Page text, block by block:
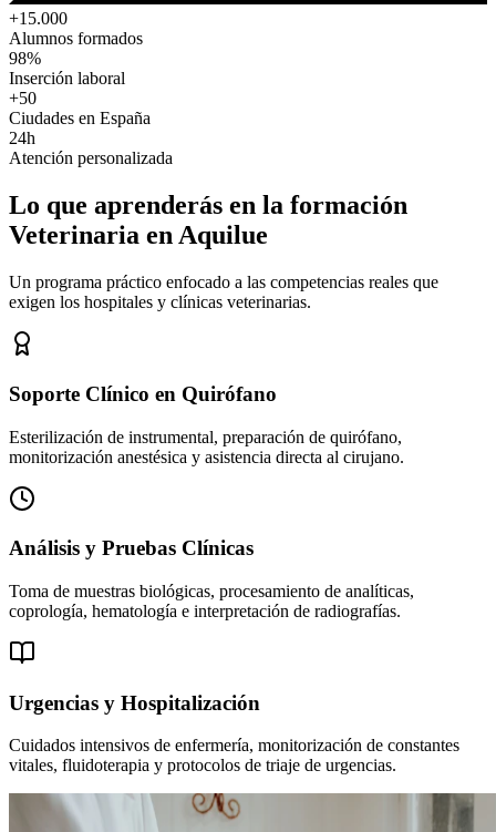
+15.000
Alumnos formados
98%
Inserción laboral
+50
Ciudades en España
24h
Atención personalizada
Lo que aprenderás en la formación
Veterinaria en Aquilue
Un programa práctico enfocado a las competencias reales que
exigen los hospitales y clínicas veterinarias.
Soporte Clínico en Quirófano
Esterilización de instrumental, preparación de quirófano,
monitorización anestésica y asistencia directa al cirujano.
Análisis y Pruebas Clínicas
Toma de muestras biológicas, procesamiento de analíticas,
coprología, hematología e interpretación de radiografías.
Urgencias y Hospitalización
Cuidados intensivos de enfermería, monitorización de constantes
vitales, fluidoterapia y protocolos de triaje de urgencias.